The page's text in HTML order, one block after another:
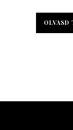
OLVASD
OLVASD